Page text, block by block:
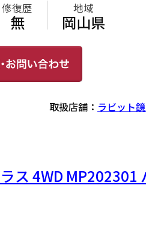
修復歴
無
地域
岡山県
取扱店舗： ラビット
ス 4WD MP202301